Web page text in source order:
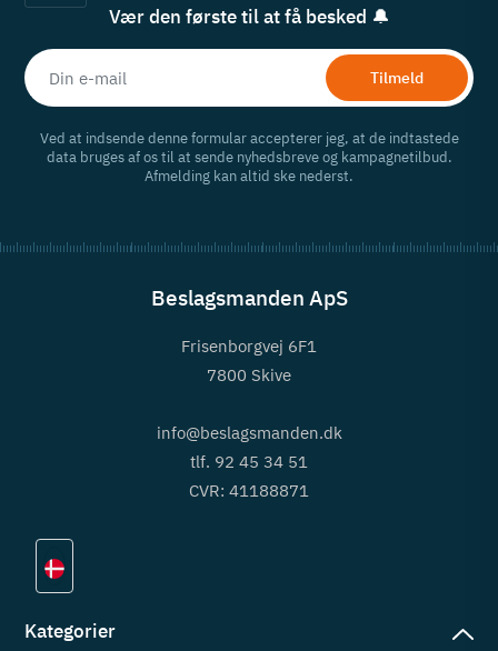
Vær den første til at få besked 🔔
Tilmeld
Ved at indsende denne formular accepterer jeg, at de indtastede
data bruges af os til at sende nyhedsbreve og kampagnetilbud.
Afmelding kan altid ske nederst.
Beslagsmanden ApS
Frisenborgvej 6F1
7800 Skive
info@beslagsmanden.dk
tlf. 92 45 34 51
CVR: 41188871
Kategorier